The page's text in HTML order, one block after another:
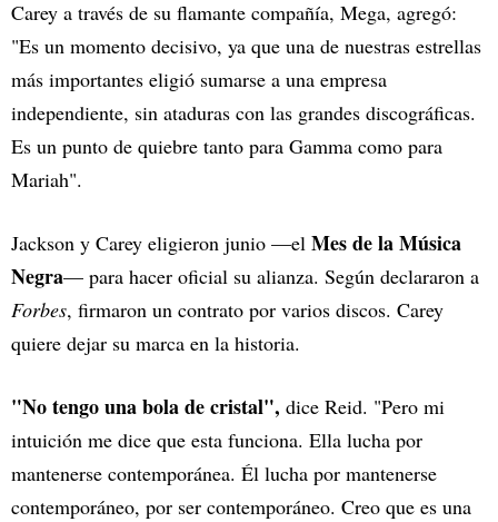
Carey a través de su flamante compañía, Mega, agregó:
"Es un momento decisivo, ya que una de nuestras estrellas
más importantes eligió sumarse a una empresa
independiente, sin ataduras con las grandes discográficas.
Es un punto de quiebre tanto para Gamma como para
Mariah".
Jackson y Carey eligieron junio —el Mes de la Música
Negra— para hacer oficial su alianza. Según declararon a
Forbes, firmaron un contrato por varios discos. Carey
quiere dejar su marca en la historia.
"No tengo una bola de cristal", dice Reid. "Pero mi
intuición me dice que esta funciona. Ella lucha por
mantenerse contemporánea. Él lucha por mantenerse
contemporáneo, por ser contemporáneo. Creo que es una